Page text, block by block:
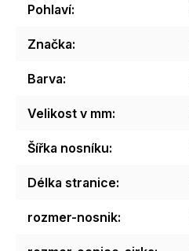
Pohlaví:
Značka:
Barva:
Velikost v mm:
Šířka nosníku:
Délka stranice:
rozmer-nosnik: